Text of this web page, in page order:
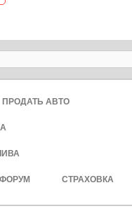
ПРОДАТЬ АВТО
ФОРУМ СТРАХОВКА